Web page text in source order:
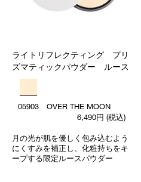
ライトリフレクティング プリ
ズマティックパウダー ルース
05903 OVER THE MOON
6,490円 (税込)
月の光が肌を優しく包み込むよう
にくすみを補正し、化粧持ちをキ
ープする限定ルースパウダー